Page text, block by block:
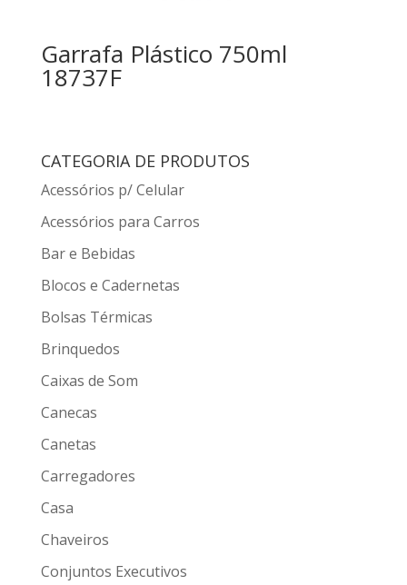
Garrafa Plástico 750ml
18737F
CATEGORIA DE PRODUTOS
Acessórios p/ Celular
Acessórios para Carros
Bar e Bebidas
Blocos e Cadernetas
Bolsas Térmicas
Brinquedos
Caixas de Som
Canecas
Canetas
Carregadores
Casa
Chaveiros
Conjuntos Executivos